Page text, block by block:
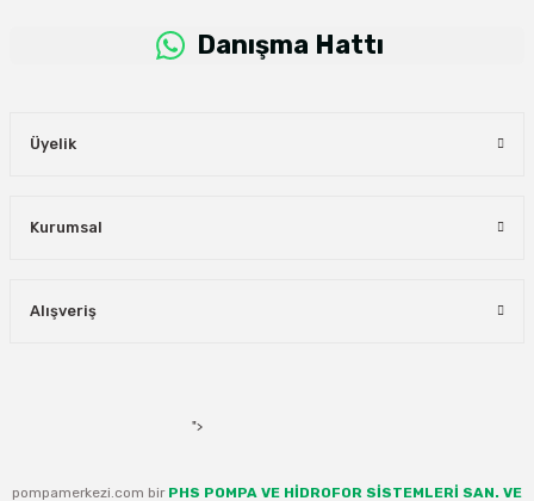
Danışma Hattı
Üyelik
Kurumsal
Alışveriş
">
pompamerkezi.com bir PHS POMPA VE HİDROFOR SİSTEMLERİ SAN. VE